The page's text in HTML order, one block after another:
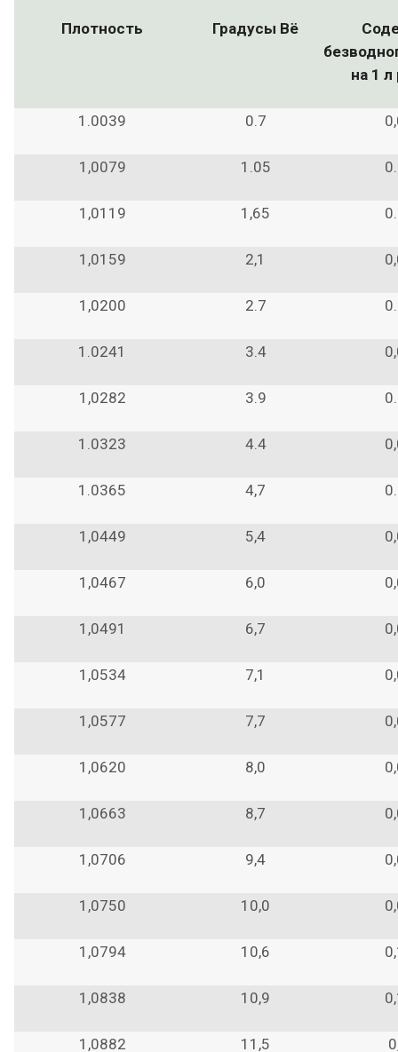
Плотность Градусы Вё
на 1 л
1.0039 0.7
1,0079 1.05
1,0119 1,65
1,0159 2,1
1,0200 2.7
1.0241 3.4
1,0282 3.9
1.0323 4.4
1.0365 4,7
1,0449 5,4
1,0467 6,0
1,0491 6,7
1,0534 7,1
1,0577 7,7
1,0620 8,0
1,0663 8,7
1,0706 9,4
1,0750 10,0
1,0794 10,6
1,0838 10,9
1,0882 11,5